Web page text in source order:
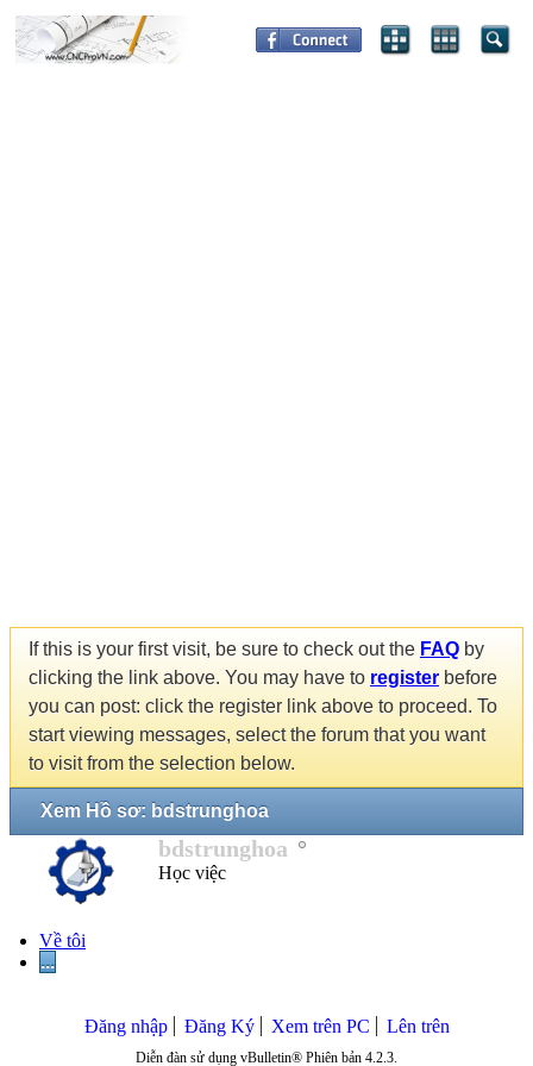
If this is your first visit, be sure to check out the FAQ by
clicking the link above. You may have to register before
you can post: click the register link above to proceed. To
start viewing messages, select the forum that you want
to visit from the selection below.
Xem Hồ sơ: bdstrunghoa
bdstrunghoa
Học việc
Về tôi
...
Đăng nhập Đăng Ký Xem trên PC Lên trên
Diễn đàn sử dụng vBulletin® Phiên bản 4.2.3.